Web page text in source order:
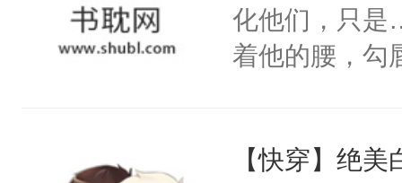
化他们，只是
着他的腰，勾
来，给老公
【快穿】绝